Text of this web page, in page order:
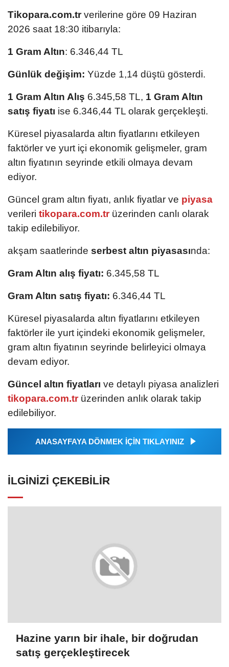
Tikopara.com.trverilerine göre 09 Haziran
2026 saat 18:30 itibarıyla:
1 Gram Altın: 6.346,44 TL
Günlük değişim: Yüzde 1,14 düştü gösterdi.
1 Gram Altın Alış 6.345,58 TL, 1 Gram Altın
satış fiyatı ise 6.346,44 TL olarak gerçekleşti.
Küresel piyasalarda altın fiyatlarını etkileyen
faktörler ve yurt içi ekonomik gelişmeler, gram
altın fiyatının seyrinde etkili olmaya devam
ediyor.
Güncel gram altın fiyatı, anlık fiyatlar ve piyasa
verileri tikopara.com.trüzerinden canlı olarak
takip edilebiliyor.
akşam saatlerinde serbest altın piyasasında:
Gram Altın alış fiyatı: 6.345,58 TL
Gram Altın satış fiyatı: 6.346,44 TL
Küresel piyasalarda altın fiyatlarını etkileyen
faktörler ile yurt içindeki ekonomik gelişmeler,
gram altın fiyatının seyrinde belirleyici olmaya
devam ediyor.
Güncel altın fiyatları ve detaylı piyasa analizleri
tikopara.com.trüzerinden anlık olarak takip
edilebiliyor.
ANASAYFAYA DÖNMEK İÇİN TIKLAYINIZ
İLGINIZI ÇEKEBILIR
Hazine yarın bir ihale, bir doğrudan
satış gerçekleştirecek